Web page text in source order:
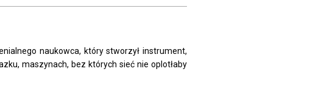
naukowca, który stworzył instrument,
maszynach, bez których sieć nie oplotłaby